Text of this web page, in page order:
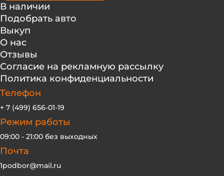
В наличии
Подобрать авто
Выкуп
О нас
Отзывы
Согласие на рекламную рассылку
Политика конфиденциальности
Телефон
+ 7 (499) 656-01-19
Режим работы
09:00 - 21:00 без выходных
Почта
1podbor@mail.ru